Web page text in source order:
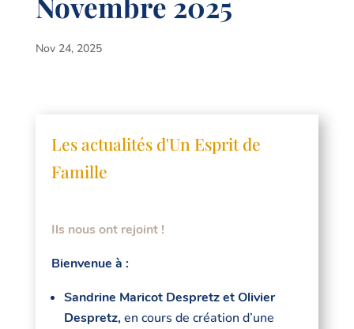
Nov 24, 2025
Les actualités d'Un Esprit de
Famille
Ils nous ont rejoint !
Bienvenue à :
Sandrine Maricot Despretz et Olivier
Despretz,en cours de création d’une